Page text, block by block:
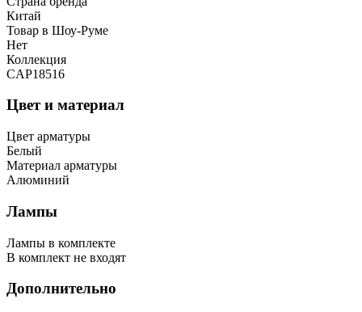
Китай
Товар в Шоу-Руме
Нет
Коллекция
CAP18516
Цвет и материал
Цвет арматуры
Белый
Материал арматуры
Алюминий
Лампы
Лампы в комплекте
В комплект не входят
Дополнительно